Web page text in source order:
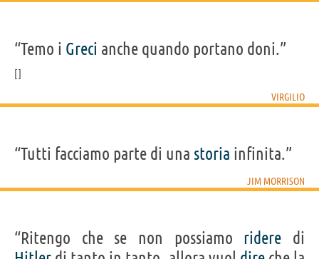
“Temo i Greci anche quando portano doni.”
VIRGILIO
“Tutti facciamo parte di una storia infinita.”
JIM MORRISON
“Ritengo che se non possiamo ridere di